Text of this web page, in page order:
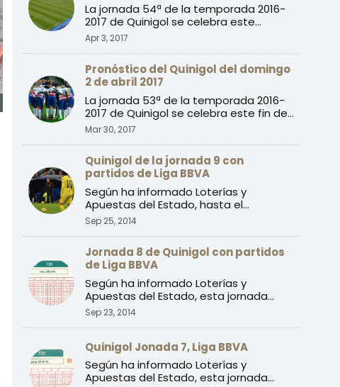
La jornada 54ª de la temporada 2016-
2017 de Quinigol se celebra este
miércoles con partidos de l ...
Apr 3, 2017
Pronóstico del Quinigol del domingo
2 de abril 2017
La jornada 53ª de la temporada 2016-
2017 de Quinigol se celebra este fin de
semana con dos parti ...
Mar 30, 2017
Quinigol de la jornada 9 con
partidos de Liga BBVA
Según ha informado Loterías y
Apuestas del Estado, hasta el
momento, esta jornada no tiene asign
Sep 25, 2014
Jornada 8 de Quinigol con partidos
de Liga BBVA
Según ha informado Loterías y
Apuestas del Estado, esta jornada
Sep 23, 2014
Quinigol Jonada 7, Liga BBVA
Según ha informado Loterías y
Apuestas del Estado, esta jornada